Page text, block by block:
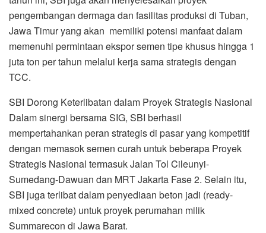
pengembangan dermaga dan fasilitas produksi di Tuban,
Jawa Timur yang akan memiliki potensi manfaat dalam
memenuhi permintaan ekspor semen tipe khusus hingga 1
juta ton per tahun melalui kerja sama strategis dengan
TCC.
SBI Dorong Keterlibatan dalam Proyek Strategis Nasional
Dalam sinergi bersama SIG, SBI berhasil
mempertahankan peran strategis di pasar yang kompetitif
dengan memasok semen curah untuk beberapa Proyek
Strategis Nasional termasuk Jalan Tol Cileunyi-
Sumedang-Dawuan dan MRT Jakarta Fase 2. Selain itu,
SBI juga terlibat dalam penyediaan beton jadi (ready-
mixed concrete) untuk proyek perumahan milik
Summarecon di Jawa Barat.